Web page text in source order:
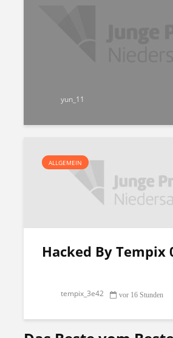
yun_11
ALLGEMEIN
Hacked By Tempix
tempix_3e42 vor 16 Stunden